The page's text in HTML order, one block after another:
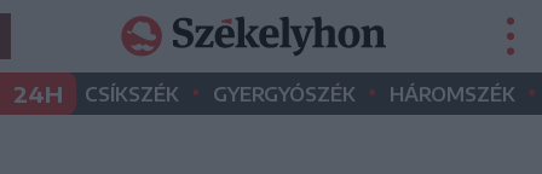
24H CSÍKSZÉK • GYERGYÓSZÉK • HÁROMSZÉK •